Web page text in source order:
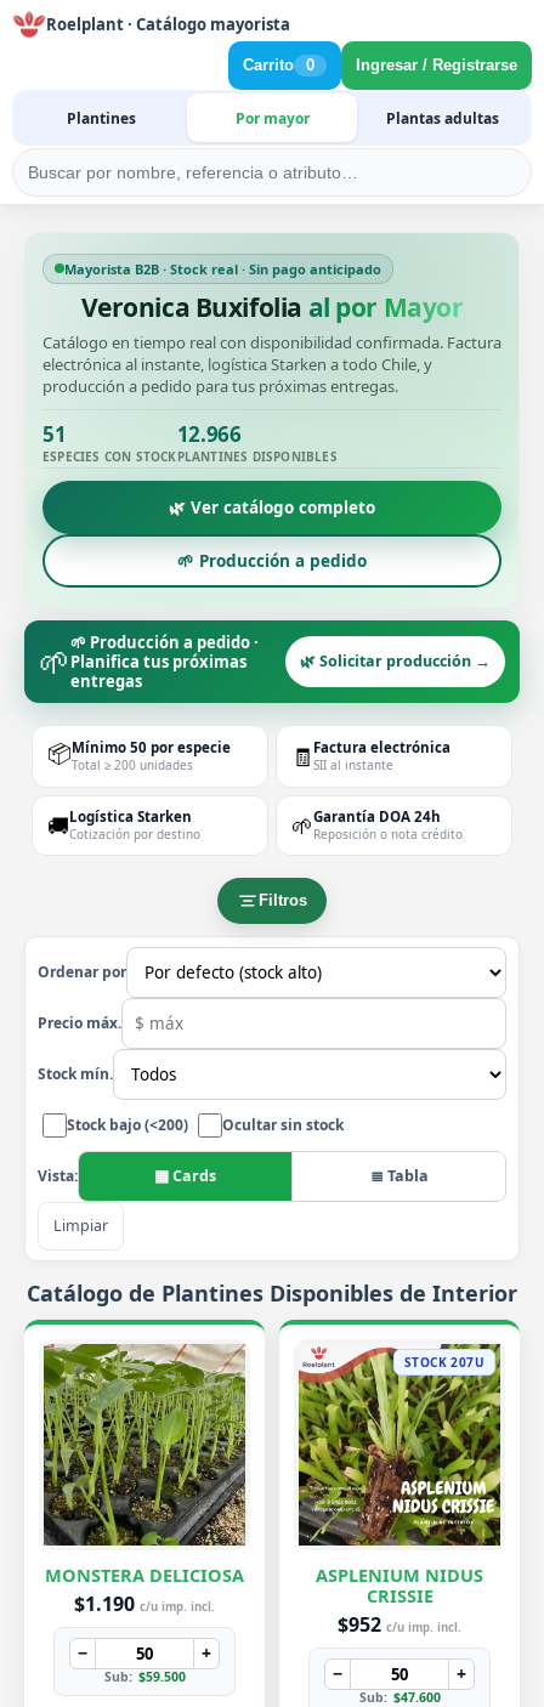
Roelplant · Catálogo mayorista
Plantines Por mayor Plantas adultas
Carrito 0 Ingresar / Registrarse
Mayorista B2B · Stock real · Sin pago anticipado
Veronica Buxifolia al por Mayor
Catálogo en tiempo real con disponibilidad confirmada. Factura
electrónica al instante, logística Starken a todo Chile, y
producción a pedido para tus próximas entregas.
51
ESPECIES CON STOCK
12.966
PLANTINES DISPONIBLES
🌿 Ver catálogo completo
🌱 Producción a pedido
🌱🌱 Producción a pedido ·
Planifica tus próximas
entregas
🌿 Solicitar producción →
📦Mínimo 50 por especie
Total ≥ 200 unidades 🧾 Factura electrónica
SII al instante
🚚Logística Starken
Cotización por destino 🌱Garantía DOA 24h
Reposición o nota crédito
Filtros
Ordenar por
Precio máx.
Stock mín.
Stock bajo (<200) Ocultar sin stock
Vista: ▦ Cards ≣ Tabla
Limpiar
Catálogo de Plantines Disponibles de Interior
MONSTERA DELICIOSA
$1.190 c/u imp. incl.
− +
Sub: $59.500
STOCK 207U
ASPLENIUM NIDUS
CRISSIE
$952 c/u imp. incl.
− +
Sub: $47.600